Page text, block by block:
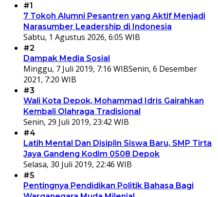
#1
7 Tokoh Alumni Pesantren yang Aktif Menjadi
Narasumber Leadership di Indonesia
Sabtu, 1 Agustus 2026, 6:05 WIB
#2
Dampak Media Sosial
Minggu, 7 Juli 2019, 7:16 WIBSenin, 6 Desember
2021, 7:20 WIB
#3
Wali Kota Depok, Mohammad Idris Gairahkan
Kembali Olahraga Tradisional
Senin, 29 Juli 2019, 23:42 WIB
#4
Latih Mental Dan Disiplin Siswa Baru, SMP Tirta
Jaya Gandeng Kodim 0508 Depok
Selasa, 30 Juli 2019, 22:46 WIB
#5
Pentingnya Pendidikan Politik Bahasa Bagi